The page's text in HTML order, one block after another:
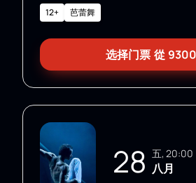
12+ 芭蕾舞
选择门票 從 9300
28 五, 20:00
八月